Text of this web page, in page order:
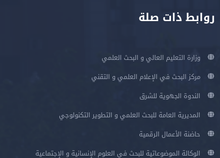
روابط ذات صلة
وزارة التعليم العالي و البحث العلمي
مركز البحث في الإعلام العلمي و التقني
الندوة الجهوية للشرق
المديرية العامة للبحث العلمي و التطوير التكنولوجي
حاضنة الأعمال الرقمية
الوكالة الموضوعاتية للبحث في العلوم الإنسانية و الإجتماعية